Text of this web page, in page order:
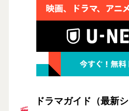
ドラマガイド（最新シ